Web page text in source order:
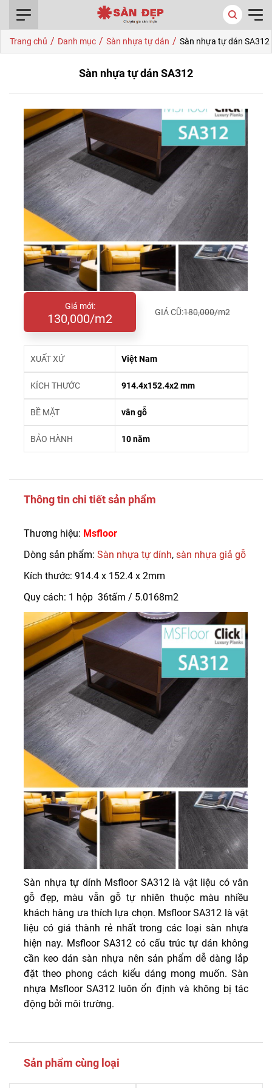
Trang chủ / Danh mục / Sàn nhựa tự dán / Sàn nhựa tự dán SA312
Sàn nhựa tự dán SA312
Giá mới:
130,000/m2 GIÁ CŨ:180,000/m2
XUẤT XỨ Việt Nam
KÍCH THƯỚC 914.4x152.4x2 mm
BỀ MẶT vân gỗ
BẢO HÀNH 10 năm
Thông tin chi tiết sản phẩm
Thương hiệu: Msfloor
Dòng sản phẩm: Sàn nhựa tự dính, sàn nhựa giả gỗ
Kích thước: 914.4 x 152.4 x 2mm
Quy cách: 1 hộp 36tấm / 5.0168m2
Sàn nhựa tự dính Msfloor SA312 là vật liệu có vân
gỗ đẹp, màu vẫn gỗ tự nhiên thuộc màu nhiều
khách hàng ưa thích lựa chọn. Msfloor SA312 là vật
liệu có giá thành rẻ nhất trong các loại sàn nhựa
hiện nay. Msfloor SA312 có cấu trúc tự dán không
cần keo dán sàn nhựa nên sản phẩm dễ dàng lắp
đặt theo phong cách kiểu dáng mong muốn. Sàn
nhựa Msfloor SA312 luôn ổn định và không bị tác
động bởi môi trường.
Sản phẩm cùng loại